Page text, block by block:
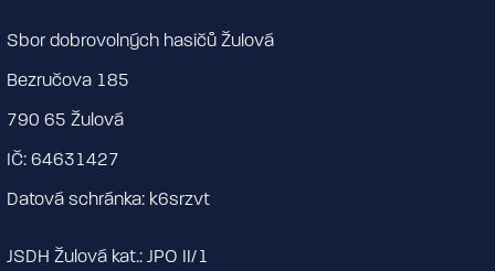
Sbor dobrovolných hasičů Žulová
Bezručova 185
790 65 Žulová
IČ: 64631427
Datová schránka: k6srzvt
JSDH Žulová kat.: JPO II/1